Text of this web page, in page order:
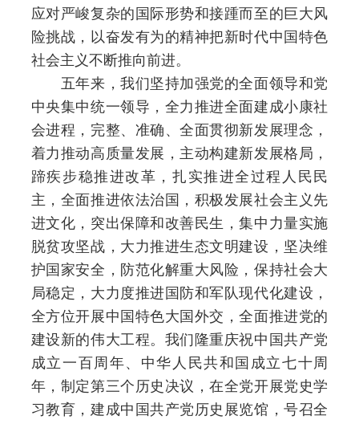
应对严峻复杂的国际形势和接踵而至的巨大风
险挑战，以奋发有为的精神把新时代中国特色
社会主义不断推向前进。
五年来，我们坚持加强党的全面领导和党
中央集中统一领导，全力推进全面建成小康社
会进程，完整、准确、全面贯彻新发展理念，
着力推动高质量发展，主动构建新发展格局，
蹄疾步稳推进改革，扎实推进全过程人民民
主，全面推进依法治国，积极发展社会主义先
进文化，突出保障和改善民生，集中力量实施
脱贫攻坚战，大力推进生态文明建设，坚决维
护国家安全，防范化解重大风险，保持社会大
局稳定，大力度推进国防和军队现代化建设，
全方位开展中国特色大国外交，全面推进党的
建设新的伟大工程。我们隆重庆祝中国共产党
成立一百周年、中华人民共和国成立七十周
年，制定第三个历史决议，在全党开展党史学
习教育，建成中国共产党历史展览馆，号召全